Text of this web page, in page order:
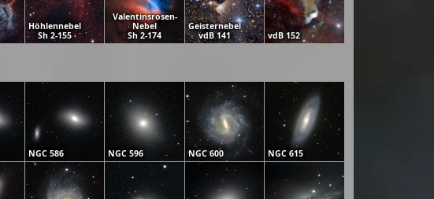
Höhlennebel
Sh 2-155
Valentinsrosen-
Nebel
Sh 2-174
Geisternebel
vdB 141
vdB 152
NGC 586 NGC 596 NGC 600 NGC 615